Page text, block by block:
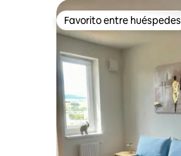
Favorito entre huéspedes
Favorito entre huéspedes